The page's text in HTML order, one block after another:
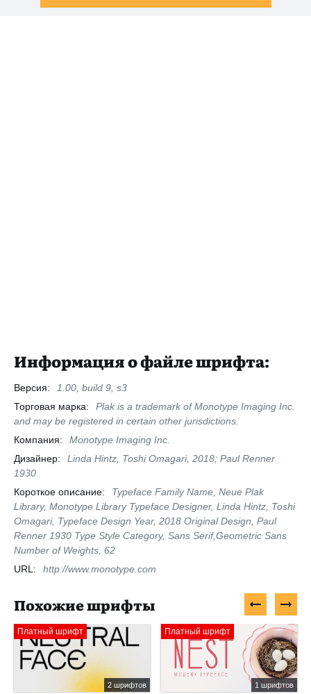
Информация о файле шрифта:
Версия:
1.00, build 9, s3
Торговая марка:
Plak is a trademark of Monotype Imaging Inc.
and may be registered in certain other jurisdictions.
Компания:
Monotype Imaging Inc.
Дизайнер:
Linda Hintz, Toshi Omagari, 2018; Paul Renner
1930
Короткое описание:
Typeface Family Name, Neue Plak
Library, Monotype Library Typeface Designer, Linda Hintz, Toshi
Omagari, Typeface Design Year, 2018 Original Design, Paul
Renner 1930 Type Style Category, Sans Serif,Geometric Sans
Number of Weights, 62
URL:
http://www.monotype.com
Похожие шрифты
Платный шрифт
2 шрифтов
Платный шрифт
1 шрифтов